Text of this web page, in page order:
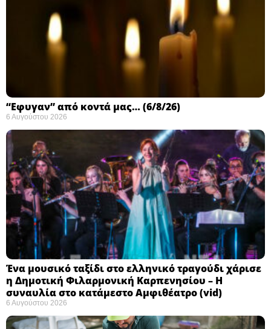
“Εφυγαν” από κοντά μας… (6/8/26)
6 Αυγούστου 2026
Ένα μουσικό ταξίδι στο ελληνικό τραγούδι χάρισε
η Δημοτική Φιλαρμονική Καρπενησίου – Η
συναυλία στο κατάμεστο Αμφιθέατρο (vid)
6 Αυγούστου 2026